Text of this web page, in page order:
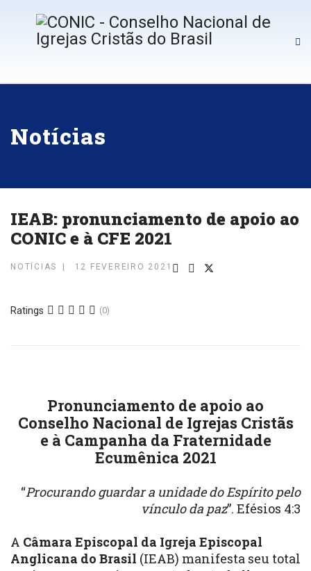
Notícias
IEAB: pronunciamento de apoio ao
CONIC e à CFE 2021
NOTÍCIAS 12 FEVEREIRO 2021
Ratings (0)
Pronunciamento de apoio ao
Conselho Nacional de Igrejas Cristãs
e à Campanha da Fraternidade
Ecumênica 2021
“Procurando guardar a unidade do Espírito pelo
vínculo da paz”. Efésios 4:3
A Câmara Episcopal da Igreja Episcopal
Anglicana do Brasil (IEAB) manifesta seu total